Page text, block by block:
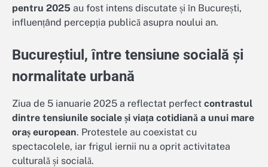
pentru 2025 au fost intens discutate și în București,
influențând percepția publică asupra noului an.
Bucureștiul, între tensiune socială și
normalitate urbană
Ziua de 5 ianuarie 2025 a reflectat perfect contrastul
dintre tensiunile sociale și viața cotidiană a unui mare
oraș european. Protestele au coexistat cu
spectacolele, iar frigul iernii nu a oprit activitatea
culturală și socială.